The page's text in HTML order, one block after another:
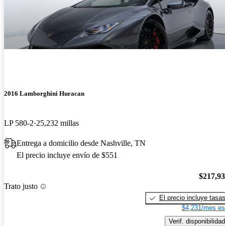
2016 Lamborghini Huracan
LP 580-2 25,232 millas
Entrega a domicilio desde Nashville, TN
El precio incluye envío de $551
Trato justo
El precio incluye tasas
$4,231/mes
Verif. disponibilidad